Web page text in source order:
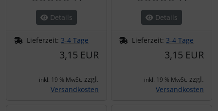
Details
Lieferzeit: 3-4 Tage
3,15 EUR
inkl. 19 % MwSt. zzgl.
Versandkosten
Details
Lieferzeit: 3-4 Tage
3,15 EUR
inkl. 19 % MwSt. zzgl.
Versandkosten